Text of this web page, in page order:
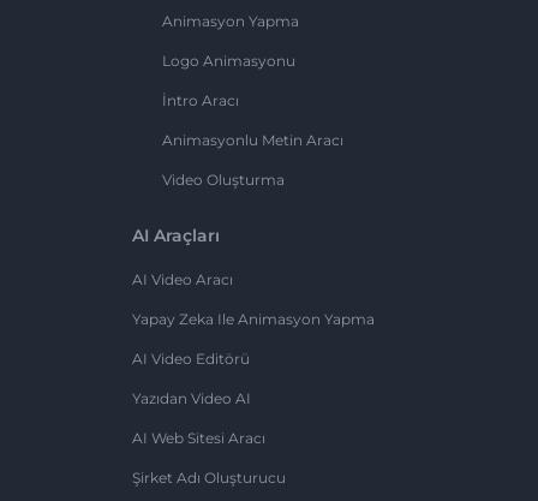
Animasyon Yapma
Logo Animasyonu
İntro Aracı
Animasyonlu Metin Aracı
Video Oluşturma
AI Araçları
AI Video Aracı
Yapay Zeka Ile Animasyon Yapma
AI Video Editörü
Yazıdan Video AI
AI Web Sitesi Aracı
Şirket Adı Oluşturucu